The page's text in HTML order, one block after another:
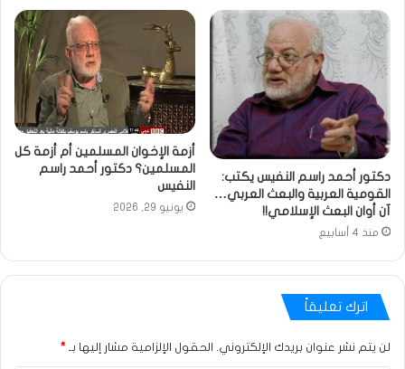
دكتور أحمد راسم النفيس يكتب:
القومية العربية والبعث العربي…
آن أوان البعث الإسلامي!!
منذ 4 أسابيع
أزمة الإخوان المسلمين أم أزمة كل
المسلمين؟ دكتور أحمد راسم
النفيس
يونيو 29, 2026
اترك تعليقاً
لن يتم نشر عنوان بريدك الإلكتروني. الحقول الإلزامية مشار إليها بـ *